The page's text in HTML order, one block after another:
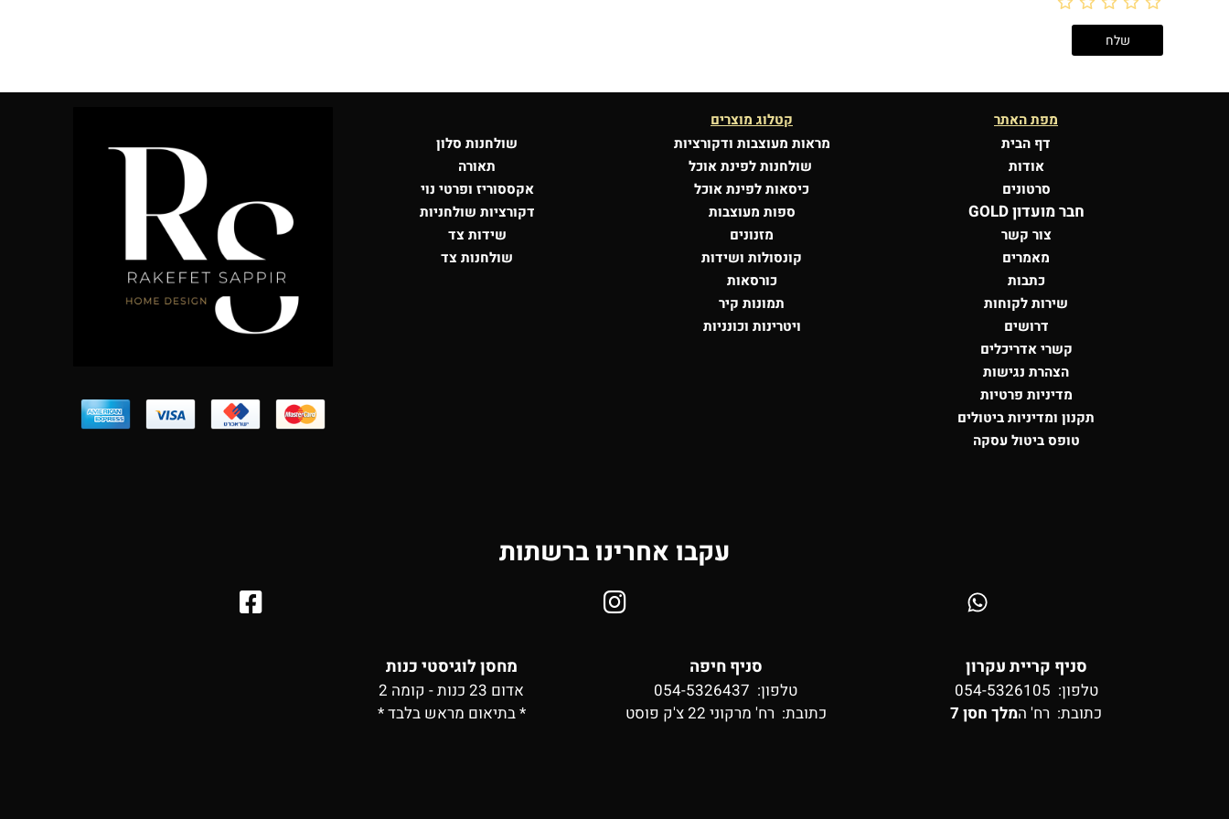
מפת האתר
דף הבית
אודות
סרטונים
חבר מועדון GOLD
צור קשר
מאמרים
כתבות
שירות לקוחות
דרושים
קשרי אדריכלים
הצהרת נגישות
מדיניות פרטיות
תקנון ומדיניות ביטולים
טופס ביטול עסקה
קטלוג מוצרים
מראות מעוצבות ודקורציות
שולחנות לפינת אוכל
כיסאות לפינת אוכל
ספות מעוצבות
מזנונים
קונסולות ושידות
כורסאות
תמונות קיר
ויטרינות וכונניות
שולחנות סלון
תאורה
אקססוריז ופרטי נוי
דקורציות שולחניות
שידות צד
שולחנות צד
עקבו אחרינו ברשתות
סניף קריית עקרון
טלפון: 054-5326105
כתובת: רח' המלך חסן 7
סניף חיפה
טלפון: 054-5326437
כתובת: רח' מרקוני 22 צ'ק פוסט
מחסן לוגיסטי כנות
אדום 23 כנות - קומה 2
* בתיאום מראש בלבד *